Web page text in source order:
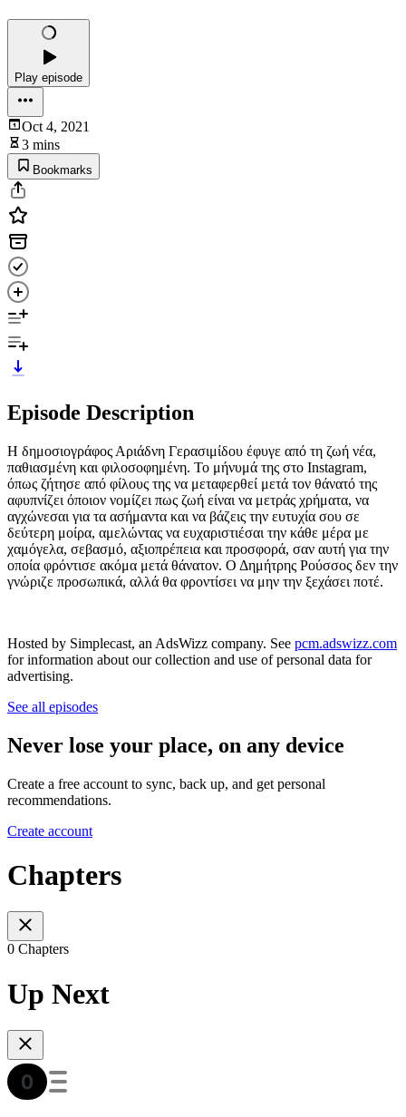
Play episode
Oct 4, 2021
3 mins
Bookmarks
Episode Description
Η δημοσιογράφος Αριάδνη Γερασιμίδου έφυγε από τη ζωή νέα,
παθιασμένη και φιλοσοφημένη. Το μήνυμά της στο Instagram,
όπως ζήτησε από φίλους της να μεταφερθεί μετά τον θάνατό της
αφυπνίζει όποιον νομίζει πως ζωή είναι να μετράς χρήματα, να
αγχώνεσαι για τα ασήμαντα και να βάζεις την ευτυχία σου σε
δεύτερη μοίρα, αμελώντας να ευχαριστιέσαι την κάθε μέρα με
χαμόγελα, σεβασμό, αξιοπρέπεια και προσφορά, σαν αυτή για την
οποία φρόντισε ακόμα μετά θάνατον. Ο Δημήτρης Ρούσσος δεν την
γνώριζε προσωπικά, αλλά θα φροντίσει να μην την ξεχάσει ποτέ.
Hosted by Simplecast, an AdsWizz company. See pcm.adswizz.com
for information about our collection and use of personal data for
advertising.
See all episodes
Never lose your place, on any device
Create a free account to sync, back up, and get personal
recommendations.
Create account
Chapters
0 Chapters
Up Next